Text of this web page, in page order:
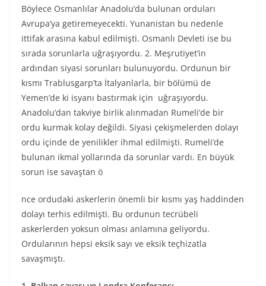
Böylece Osmanlılar Anadolu’da bulunan orduları
Avrupa’ya getiremeyecekti. Yunanistan bu nedenle
ittifak arasına kabul edilmişti. Osmanlı Devleti ise bu
sırada sorunlarla uğraşıyordu. 2. Meşrutiyet’in
ardından siyasi sorunları bulunuyordu. Ordunun bir
kısmı Trablusgarp’ta İtalyanlarla, bir bölümü de
Yemen’de ki isyanı bastırmak için uğraşıyordu.
Anadolu’dan takviye birlik alınmadan Rumeli’de bir
ordu kurmak kolay değildi. Siyasi çekişmelerden dolayı
ordu içinde de yenilikler ihmal edilmişti. Rumeli’de
bulunan ikmal yollarında da sorunlar vardı. En büyük
sorun ise savaştan ö
nce ordudaki askerlerin önemli bir kısmı yaş haddinden
dolayı terhis edilmişti. Bu ordunun tecrübeli
askerlerden yoksun olması anlamına geliyordu.
Ordularının hepsi eksik sayı ve eksik teçhizatla
savaşmıştı.